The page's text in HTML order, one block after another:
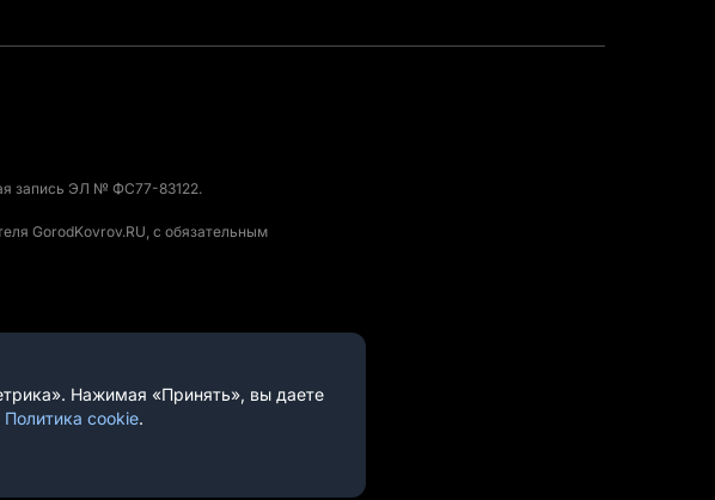
запись ЭЛ № ФС77-83122.
GorodKovrov.RU, с обязательным
Нажимая «Принять», вы даете
Политика cookie.